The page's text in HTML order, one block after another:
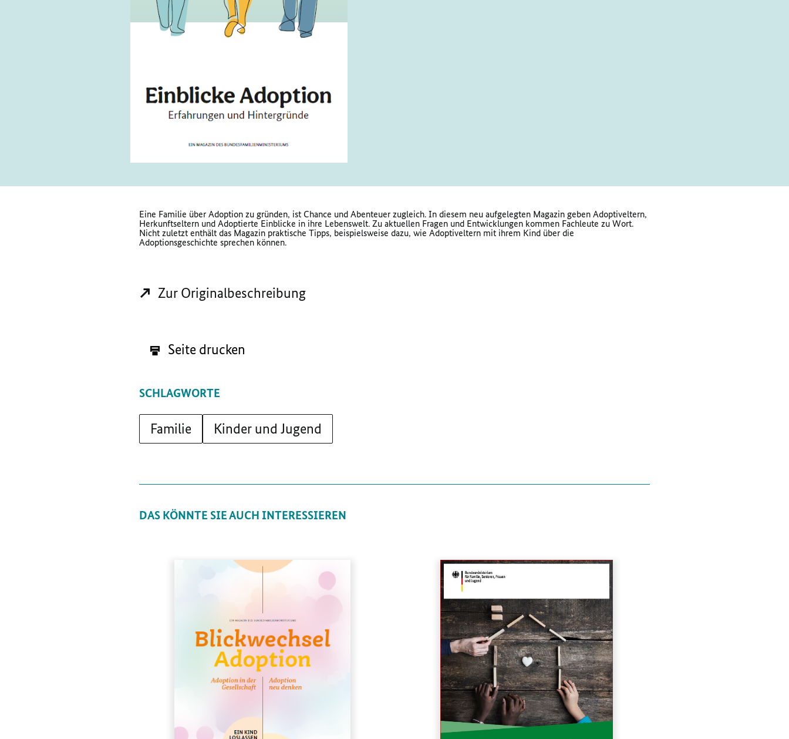
Eine Familie über Adoption zu gründen, ist Chance und Abenteuer zugleich. In diesem neu aufgelegten Magazin geben Adoptiveltern,
Herkunftseltern und Adoptierte Einblicke in ihre Lebenswelt. Zu aktuellen Fragen und Entwicklungen kommen Fachleute zu Wort.
Nicht zuletzt enthält das Magazin praktische Tipps, beispielsweise dazu, wie Adoptiveltern mit ihrem Kind über die
Adoptionsgeschichte sprechen können.
Zur Originalbeschreibung
Seite drucken
SCHLAGWORTE
Familie Kinder und Jugend
DAS KÖNNTE SIE AUCH INTERESSIEREN